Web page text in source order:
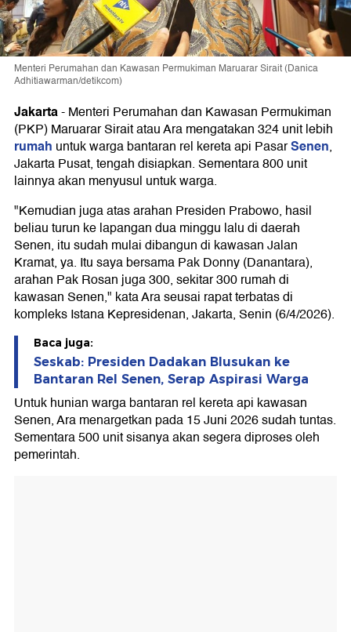
Menteri Perumahan dan Kawasan Permukiman Maruarar Sirait (Danica
Adhitiawarman/detikcom)
Jakarta-Menteri Perumahan dan Kawasan Permukiman
(PKP) Maruarar Sirait atau Ara mengatakan 324 unit lebih
rumah untuk warga bantaran rel kereta api PasarSenen,
Jakarta Pusat, tengah disiapkan. Sementara 800 unit
lainnya akan menyusul untuk warga.
"Kemudian juga atas arahan Presiden Prabowo, hasil
beliau turun ke lapangan dua minggu lalu di daerah
Senen, itu sudah mulai dibangun di kawasan Jalan
Kramat, ya. Itu saya bersama Pak Donny (Danantara),
arahan Pak Rosan juga 300, sekitar 300 rumah di
kawasan Senen," kata Ara seusai rapat terbatas di
kompleks Istana Kepresidenan, Jakarta, Senin (6/4/2026).
Baca juga:
Seskab: Presiden Dadakan Blusukan ke
Bantaran Rel Senen, Serap Aspirasi Warga
Untuk hunian warga bantaran rel kereta api kawasan
Senen, Ara menargetkan pada 15 Juni 2026 sudah tuntas.
Sementara 500 unit sisanya akan segera diproses oleh
pemerintah.